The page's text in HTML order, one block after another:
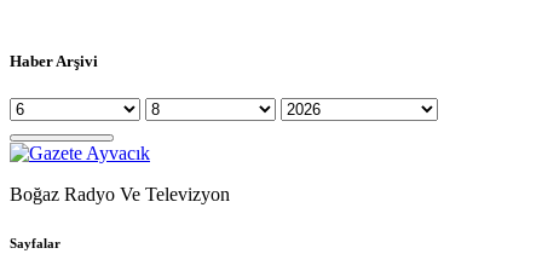
Haber Arşivi
Boğaz Radyo Ve Televizyon
Sayfalar